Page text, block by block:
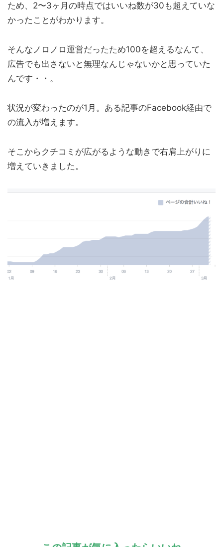
ため、2〜3ヶ月の時点ではいいね数が30も超えていな
かったことがわかります。
そんなノロノロ運営だったため100を超えるなんて、
広告でも出さないと無理なんじゃないかと思っていた
んです・・。
状況が変わったのが1月。ある記事のFacebook経由で
の流入が増えます。
そこからクチコミが広がるような動きで右肩上がりに
増えていきました。